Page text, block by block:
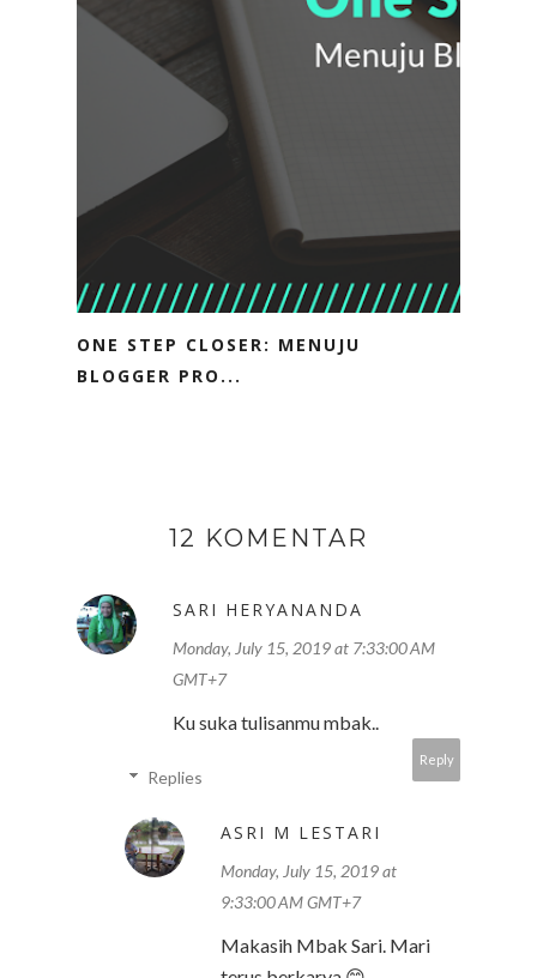
ONE STEP CLOSER: MENUJU
BLOGGER PRO...
12 KOMENTAR
SARI HERYANANDA
Monday, July 15, 2019 at 7:33:00 AM
GMT+7
Ku suka tulisanmu mbak..
Reply
Replies
ASRI M LESTARI
Monday, July 15, 2019 at
9:33:00 AM GMT+7
Makasih Mbak Sari. Mari